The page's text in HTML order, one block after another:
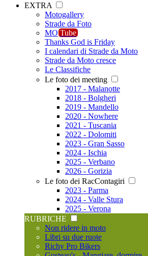
EXTRA
Motogallery
Strade da Foto
MO Tube
Thanks God is Friday
I calendari di Strade da Moto
Strade da Moto cresce
Le Classifiche
Le foto dei meeting
2017 - Malanotte
2018 - Bolgheri
2019 - Mandello
2020 - Nowhere
2021 - Tuscania
2022 - Dolomiti
2023 - Gran Sasso
2024 - Ischia
2025 - Verbano
2026 - Gorizia
Le foto dei RacContagiri
2023 - Parma
2024 - Valle Stura
2025 - Verona
RUBRICHE
Non ridere in moto
Libri su due ruote
Richy Pro Bikers